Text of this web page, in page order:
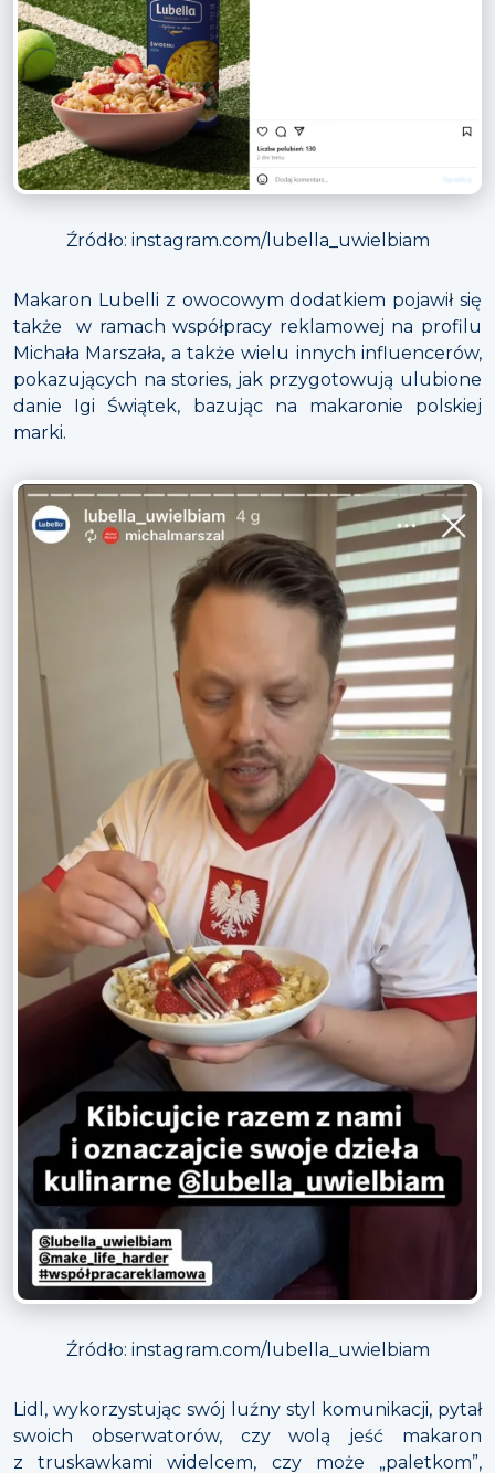
Źródło: instagram.com/lubella_uwielbiam
Makaron Lubelli z owocowym dodatkiem pojawił się
także w ramach współpracy reklamowej na profilu
Michała Marszała, a także wielu innych influencerów,
pokazujących na stories, jak przygotowują ulubione
danie Igi Świątek, bazując na makaronie polskiej
marki.
Źródło: instagram.com/lubella_uwielbiam
Lidl, wykorzystując swój luźny styl komunikacji, pytał
swoich obserwatorów, czy wolą jeść makaron
z truskawkami widelcem, czy może „paletkom”,